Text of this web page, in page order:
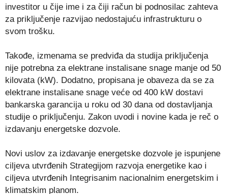
investitor u čije ime i za čiji račun bi podnosilac zahteva
za priključenje razvijao nedostajuću infrastrukturu o
svom trošku.
Takođe, izmenama se predviđa da studija priključenja
nije potrebna za elektrane instalisane snage manje od 50
kilovata (kW). Dodatno, propisana je obaveza da se za
elektrane instalisane snage veće od 400 kW dostavi
bankarska garancija u roku od 30 dana od dostavljanja
studije o priključenju. Zakon uvodi i novine kada je reč o
izdavanju energetske dozvole.
Novi uslov za izdavanje energetske dozvole je ispunjene
ciljeva utvrđenih Strategijom razvoja energetike kao i
ciljeva utvrđenih Integrisanim nacionalnim energetskim i
klimatskim planom.